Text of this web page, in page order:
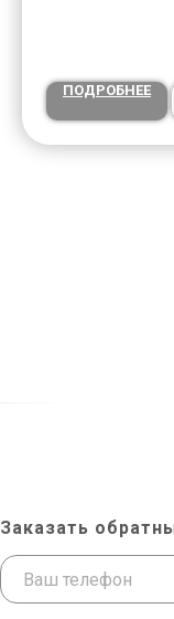
ПОДРОБНЕЕ
Заказать